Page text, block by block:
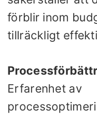
förblir inom
tillräckligt
Erfarenhet av